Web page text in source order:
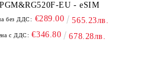
EU - eSIM
без ДДС: €289.00 565.23лв.
с ДДС: €346.80 678.28лв.